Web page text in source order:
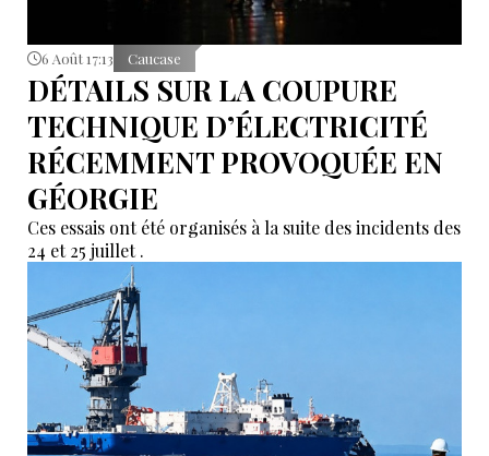
6 Août 17:13 Caucase
DÉTAILS SUR LA COUPURE
TECHNIQUE D’ÉLECTRICITÉ
RÉCEMMENT PROVOQUÉE EN
GÉORGIE
Ces essais ont été organisés à la suite des incidents des
24 et 25 juillet .